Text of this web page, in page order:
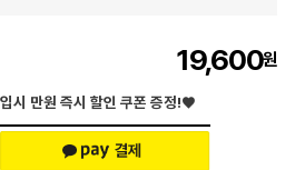
19,600
시 만원 즉시 할인 쿠폰 증정!♥